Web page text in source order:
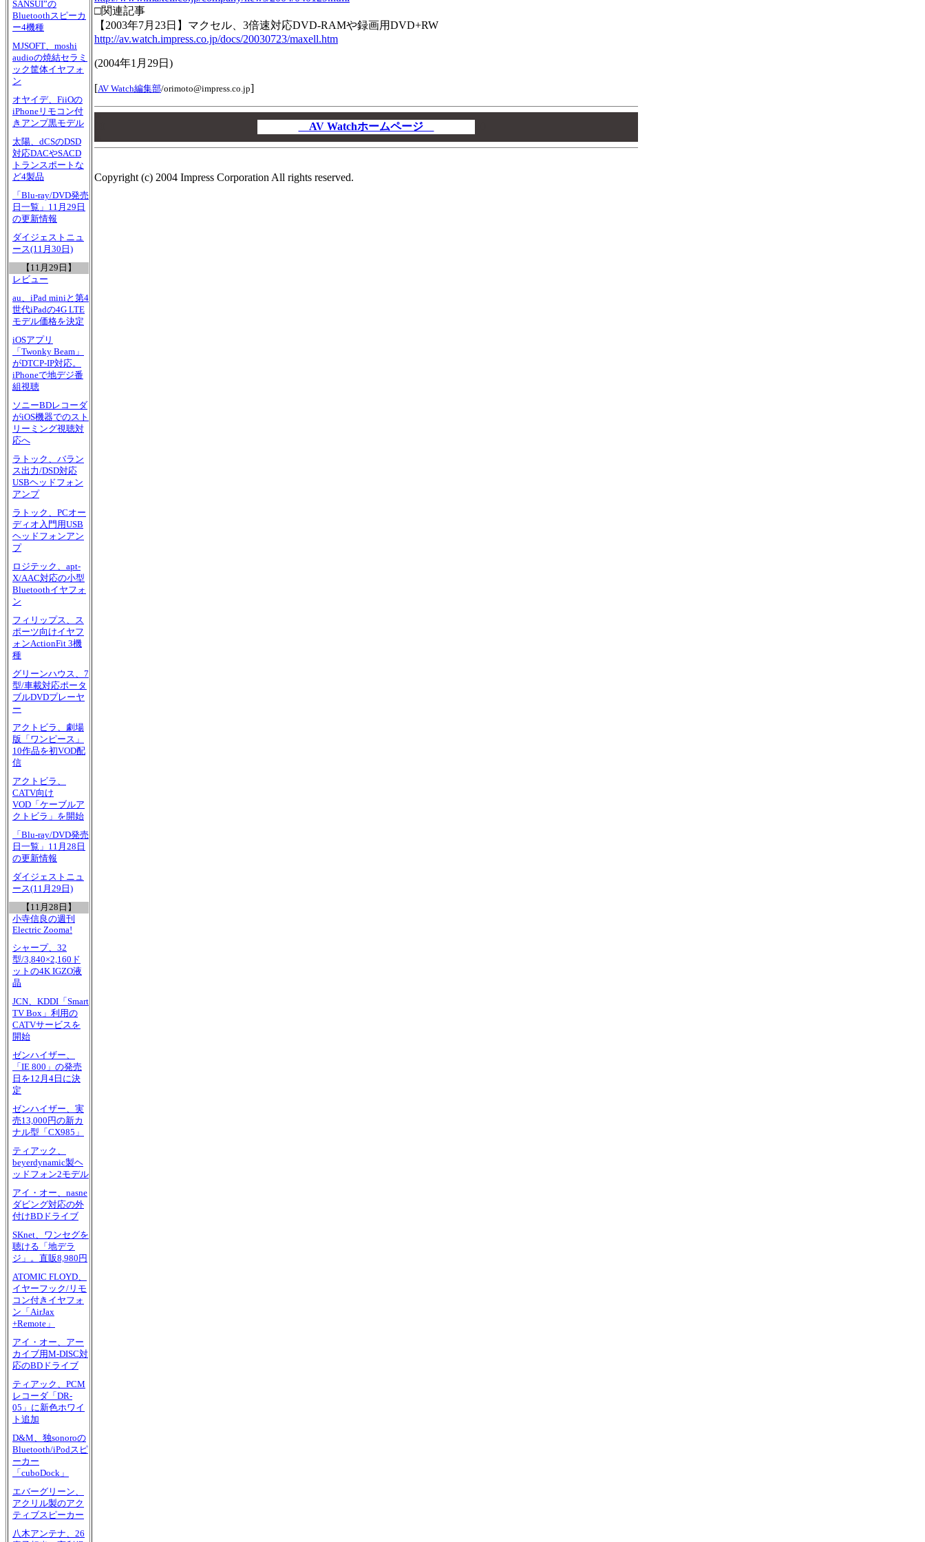
SANSUI”の
Bluetoothスピーカ
ー4機種
MJSOFT、moshi
audioの焼結セラミ
ック筐体イヤフォ
ン
オヤイデ、FiiOの
iPhoneリモコン付
きアンプ黒モデル
太陽、dCSのDSD
対応DACやSACD
トランスポートな
ど4製品
「Blu-ray/DVD発売
日一覧」11月29日
の更新情報
ダイジェストニュ
ース(11月30日)
【11月29日】
レビュー
au、iPad miniと第4
世代iPadの4G LTE
モデル価格を決定
iOSアプリ
「Twonky Beam」
がDTCP-IP対応。
iPhoneで地デジ番
組視聴
ソニーBDレコーダ
がiOS機器でのスト
リーミング視聴対
応へ
ラトック、バラン
ス出力/DSD対応
USBヘッドフォン
アンプ
ラトック、PCオー
ディオ入門用USB
ヘッドフォンアン
プ
ロジテック、apt-
X/AAC対応の小型
Bluetoothイヤフォ
ン
フィリップス、ス
ポーツ向けイヤフ
ォンActionFit 3機
種
グリーンハウス、7
型/車載対応ポータ
ブルDVDプレーヤ
ー
アクトビラ、劇場
版「ワンピース」
10作品を初VOD配
信
アクトビラ、
CATV向け
VOD「ケーブルア
クトビラ」を開始
「Blu-ray/DVD発売
日一覧」11月28日
の更新情報
ダイジェストニュ
ース(11月29日)
【11月28日】
小寺信良の週刊
Electric Zooma!
シャープ、32
型/3,840×2,160ド
ットの4K IGZO液
晶
JCN、KDDI「Smart
TV Box」利用の
CATVサービスを
開始
ゼンハイザー、
「IE 800」の発売
日を12月4日に決
定
ゼンハイザー、実
売13,000円の新カ
ナル型「CX985」
ティアック、
beyerdynamic製ヘ
ッドフォン2モデル
アイ・オー、nasne
ダビング対応の外
付けBDドライブ
SKnet、ワンセグを
聴ける「地デラ
ジ」。直販8,980円
ATOMIC FLOYD、
イヤーフック/リモ
コン付きイヤフォ
ン「AirJax
+Remote」
アイ・オー、アー
カイブ用M-DISC対
応のBDドライブ
ティアック、PCM
レコーダ「DR-
05」に新色ホワイ
ト追加
D&M、独sonoroの
Bluetooth/iPodスピ
ーカー
「cuboDock」
エバーグリーン、
アクリル製のアク
ティブスピーカー
八木アンテナ、26
□関連記事
【2003年7月23日】マクセル、3倍速対応DVD-RAMや録画用DVD+RW
http://av.watch.impress.co.jp/docs/20030723/maxell.htm
(2004年1月29日)
[AV Watch編集部/orimoto@impress.co.jp]
AV Watchホームページ
Copyright (c) 2004 Impress Corporation All rights reserved.